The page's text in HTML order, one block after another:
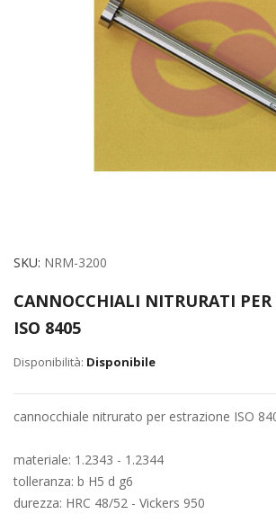
Vai
della
galleria
immagini
SKU NRM-3200
CANNOCCHIALI NITRURATI PER
ISO 8405
Disponibile
cannocchiale nitrurato per estrazione ISO
materiale: 1.2343 - 1.2344
tolleranza: b H5 d g6
durezza: HRC 48/52 - Vickers 950